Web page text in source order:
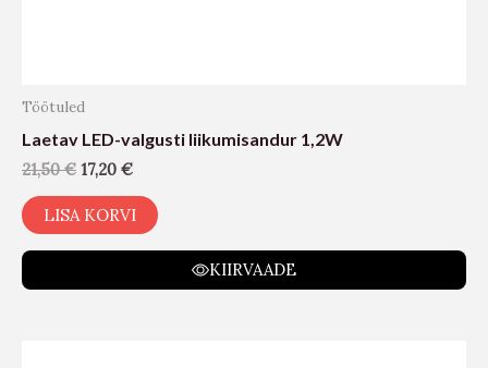
Töötuled
Laetav LED-valgusti liikumisandur 1,2W
21,50€ 17,20 €
LISA KORVI
KIIRVAADE